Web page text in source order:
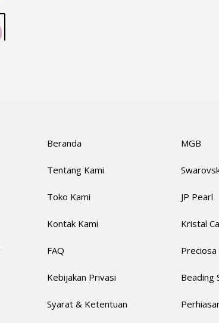
Beranda
Tentang Kami
Toko Kami
Kontak Kami
FAQ
Kebijakan Privasi
Syarat & Ketentuan
MGB
JP Pearl
Kristal
Beading